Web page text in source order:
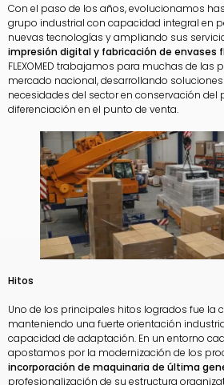
Con el paso de los años, evolucionamos
grupo industrial con capacidad integral en
nuevas tecnologías y ampliando sus
impresión digital y fabricación de envases
FLEXOMED trabajamos para muchas de las
mercado nacional, desarrollando
necesidades del sector en conservación
diferenciación en el punto de venta.
Hitos
Uno de los principales hitos logrados fue la
manteniendo una fuerte orientación
capacidad de adaptación. En un entorno
apostamos por la modernización de los
incorporación de maquinaria de última
profesionalización de su estructura